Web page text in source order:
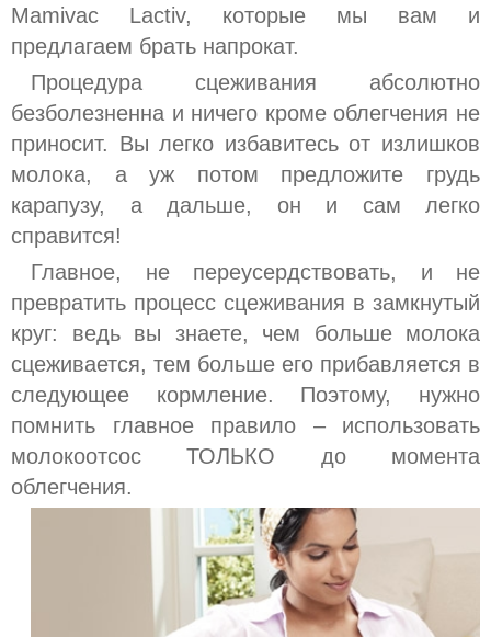
Mamivac Lactiv, которые мы вам и
предлагаем брать напрокат.
Процедура сцеживания абсолютно
безболезненна и ничего кроме облегчения не
приносит. Вы легко избавитесь от излишков
молока, а уж потом предложите грудь
карапузу, а дальше, он и сам легко
справится!
Главное, не переусердствовать, и не
превратить процесс сцеживания в замкнутый
круг: ведь вы знаете, чем больше молока
сцеживается, тем больше его прибавляется в
следующее кормление. Поэтому, нужно
помнить главное правило – использовать
молокоотсос ТОЛЬКО до момента
облегчения.